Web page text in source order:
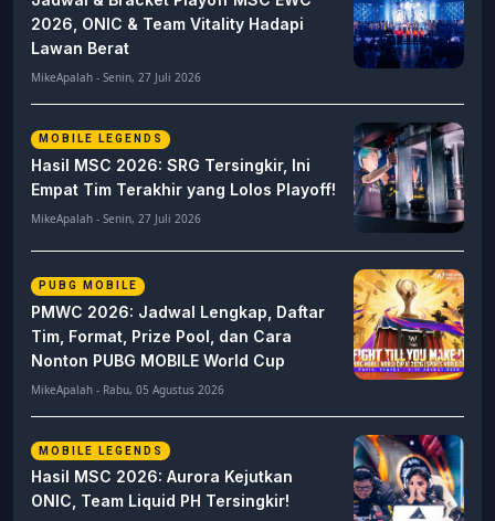
2026, ONIC & Team Vitality Hadapi
Lawan Berat
MikeApalah - Senin, 27 Juli 2026
MOBILE LEGENDS
Hasil MSC 2026: SRG Tersingkir, Ini
Empat Tim Terakhir yang Lolos Playoff!
MikeApalah - Senin, 27 Juli 2026
PUBG MOBILE
PMWC 2026: Jadwal Lengkap, Daftar
Tim, Format, Prize Pool, dan Cara
Nonton PUBG MOBILE World Cup
MikeApalah - Rabu, 05 Agustus 2026
MOBILE LEGENDS
Hasil MSC 2026: Aurora Kejutkan
ONIC, Team Liquid PH Tersingkir!